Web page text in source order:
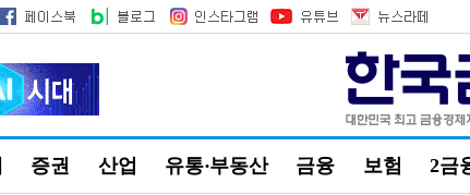
증권 산업 유통·부동산 금융 보험 2금